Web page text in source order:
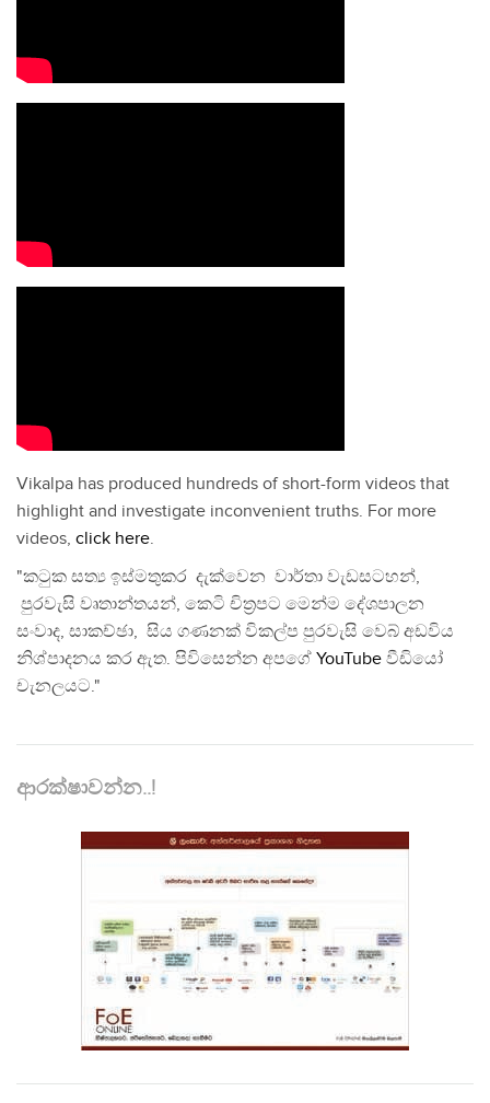
Vikalpa has produced hundreds of short-form videos that
highlight and investigate inconvenient truths. For more
videos, click here.
"කටුක සත්‍ය ඉස්මතුකර දැක්වෙන වාර්තා වැඩසටහන්,
පුරවැසි වෘතාන්තයන්, කෙටි චිත්‍රපට මෙන්ම දේශපාලන
සංවාද, සාකච්ඡා, සිය ගණනක් විකල්ප පුරවැසි වෙබ් අඩවිය
නිශ්පාදනය කර ඇත. පිවිසෙන්න අපගේ YouTube වීඩියෝ
චැනලයට."
ආරක්ෂාවන්න..!